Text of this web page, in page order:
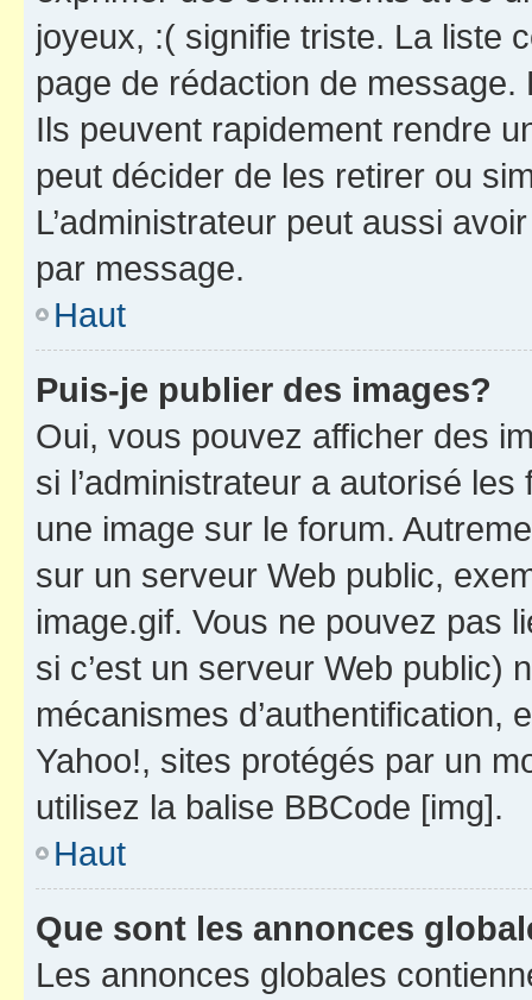
joyeux, :( signifie triste. La liste
page de rédaction de
Ils peuvent rapidement rendre
peut décider de les retirer ou
L’administrateur peut aussi
par message.
Haut
Puis-je publier des images?
Oui, vous pouvez afficher des
si l’administrateur a autorisé
une image sur le forum.
sur un serveur Web public,
image.gif. Vous ne pouvez pas
si c’est un serveur Web public)
mécanismes d’authentification,
Yahoo!, sites protégés par un
utilisez la balise BBCode [img].
Haut
Que sont les annonces
Les annonces globales